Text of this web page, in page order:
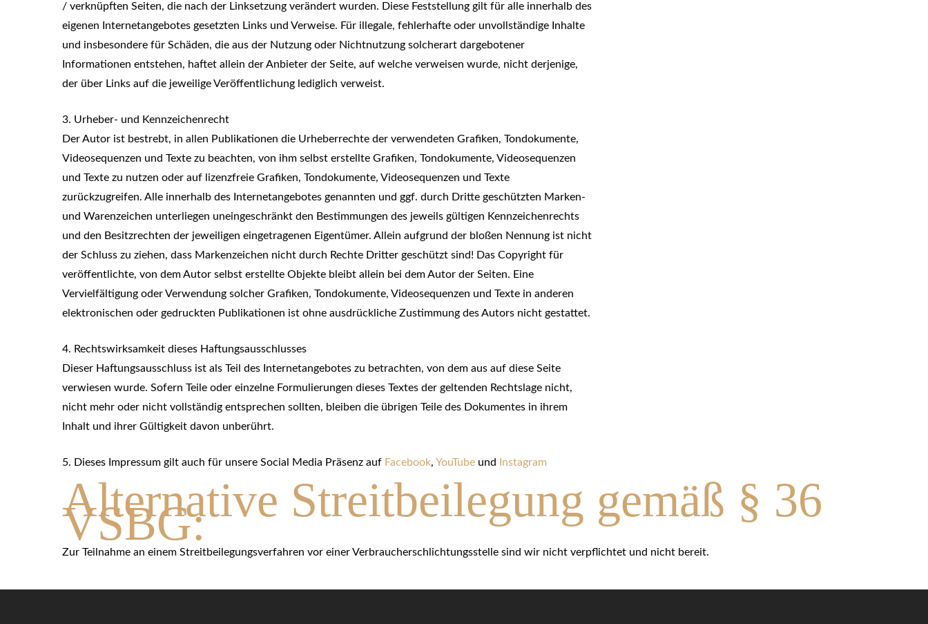
/ verknüpften Seiten, die nach der Linksetzung verändert wurden. Diese Feststellung gilt für alle innerhalb des
eigenen Internetangebotes gesetzten Links und Verweise. Für illegale, fehlerhafte oder unvollständige Inhalte
und insbesondere für Schäden, die aus der Nutzung oder Nichtnutzung solcherart dargebotener
Informationen entstehen, haftet allein der Anbieter der Seite, auf welche verweisen wurde, nicht derjenige,
der über Links auf die jeweilige Veröffentlichung lediglich verweist.
3. Urheber- und Kennzeichenrecht
Der Autor ist bestrebt, in allen Publikationen die Urheberrechte der verwendeten Grafiken, Tondokumente,
Videosequenzen und Texte zu beachten, von ihm selbst erstellte Grafiken, Tondokumente, Videosequenzen
und Texte zu nutzen oder auf lizenzfreie Grafiken, Tondokumente, Videosequenzen und Texte
zurückzugreifen. Alle innerhalb des Internetangebotes genannten und ggf. durch Dritte geschützten Marken-
und Warenzeichen unterliegen uneingeschränkt den Bestimmungen des jeweils gültigen Kennzeichenrechts
und den Besitzrechten der jeweiligen eingetragenen Eigentümer. Allein aufgrund der bloßen Nennung ist nicht
der Schluss zu ziehen, dass Markenzeichen nicht durch Rechte Dritter geschützt sind! Das Copyright für
veröffentlichte, von dem Autor selbst erstellte Objekte bleibt allein bei dem Autor der Seiten. Eine
Vervielfältigung oder Verwendung solcher Grafiken, Tondokumente, Videosequenzen und Texte in anderen
elektronischen oder gedruckten Publikationen ist ohne ausdrückliche Zustimmung des Autors nicht gestattet.
4. Rechtswirksamkeit dieses Haftungsausschlusses
Dieser Haftungsausschluss ist als Teil des Internetangebotes zu betrachten, von dem aus auf diese Seite
verwiesen wurde. Sofern Teile oder einzelne Formulierungen dieses Textes der geltenden Rechtslage nicht,
nicht mehr oder nicht vollständig entsprechen sollten, bleiben die übrigen Teile des Dokumentes in ihrem
Inhalt und ihrer Gültigkeit davon unberührt.
5. Dieses Impressum gilt auch für unsere Social Media Präsenz auf Facebook,YouTube und Instagram
Alternative Streitbeilegung gemäß § 36
VSBG:
Zur Teilnahme an einem Streitbeilegungsverfahren vor einer Verbraucherschlichtungsstelle sind wir nicht verpflichtet und nicht bereit.